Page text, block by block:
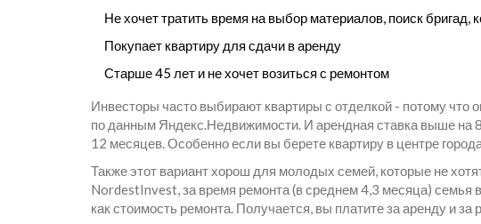
Не хочет тратить время на выбор материалов, поиск бригад,
Покупает квартиру для сдачи в аренду
Старше 45 лет и не хочет возиться с ремонтом
Инвесторы часто выбирают квартиры с отделкой - потому что
по данным Яндекс.Недвижимости. И арендная ставка выше на
12 месяцев. Особенно если вы берете квартиру в центре
Также этот вариант хорош для молодых семей, которые не
NordestInvest, за время ремонта (в среднем 4,3 месяца) семья
как стоимость ремонта. Получается, вы платите за аренду и